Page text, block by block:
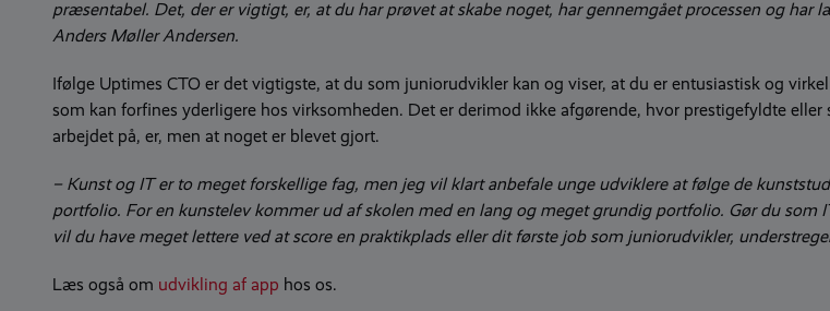
præsentabel. Det, der er vigtigt, er, at du har prøvet at skabe noget, har gennemgået processen og har
Anders Møller Andersen.
Ifølge Uptimes CTO er det vigtigste, at du som juniorudvikler kan og viser, at du er entusiastisk og
som kan forfines yderligere hos virksomheden. Det er derimod ikke afgørende, hvor prestigefyldte eller
arbejdet på, er, men at noget er blevet gjort.
– Kunst og IT er to meget forskellige fag, men jeg vil klart anbefale unge udviklere at følge de
portfolio. For en kunstelev kommer ud af skolen med en lang og meget grundig portfolio. Gør du som
vil du have meget lettere ved at score en praktikplads eller dit første job som juniorudvikler,
Læs også om udvikling af app hos os.